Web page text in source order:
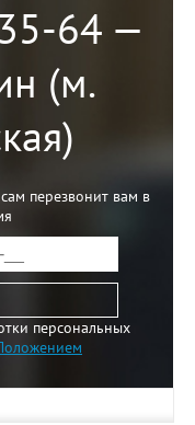
64 —
(м.
перезвонит вам в
персональных